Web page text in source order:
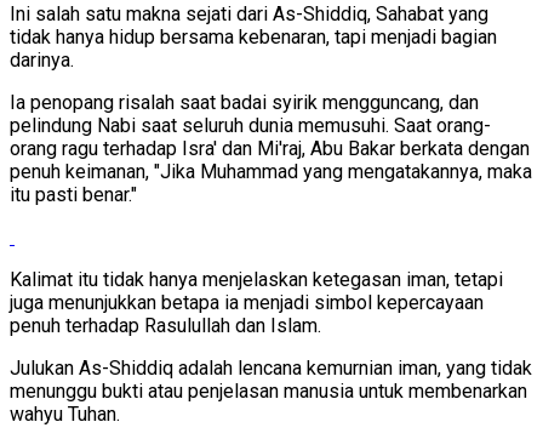
Ini salah satu makna sejati dari As-Shiddiq, Sahabat yang
tidak hanya hidup bersama kebenaran, tapi menjadi bagian
darinya.
Ia penopang risalah saat badai syirik mengguncang, dan
pelindung Nabi saat seluruh dunia memusuhi. Saat orang-
orang ragu terhadap Isra' dan Mi'raj, Abu Bakar berkata dengan
penuh keimanan, "Jika Muhammad yang mengatakannya, maka
itu pasti benar."
Kalimat itu tidak hanya menjelaskan ketegasan iman, tetapi
juga menunjukkan betapa ia menjadi simbol kepercayaan
penuh terhadap Rasulullah dan Islam.
Julukan As-Shiddiq adalah lencana kemurnian iman, yang tidak
menunggu bukti atau penjelasan manusia untuk membenarkan
wahyu Tuhan.